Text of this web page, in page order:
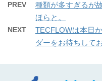
PREV
種類が多すぎるが
ほらと。
NEXT
TECFLOWは本日
ダーをお待ちして